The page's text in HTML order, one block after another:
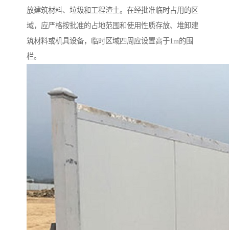
放建筑材料、垃圾和工程渣土。在经批准临时占用的区
域，应严格按批准的占地范围和使用性质存放、堆卸建
筑材料或机具设备，临时区域四周应设置高于1m的围
栏。